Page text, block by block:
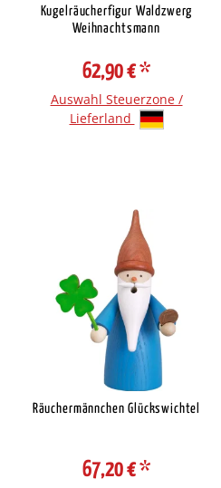
Kugelräucherfigur Waldzwerg
Weihnachtsmann
62,90 €*
Auswahl Steuerzone /
Lieferland
Räuchermännchen Glückswichtel
67,20 €*